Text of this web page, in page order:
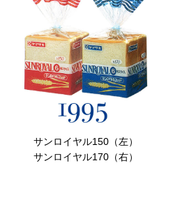
サンロイヤル150（左）
サンロイヤル170（右）